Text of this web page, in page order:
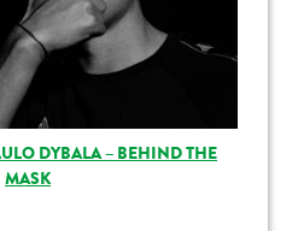
DYBALA – BEHIND THE
MASK